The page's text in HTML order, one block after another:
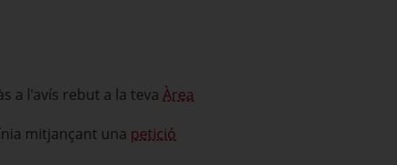
a l'avís rebut a la teva Àrea
mitjançant una petició